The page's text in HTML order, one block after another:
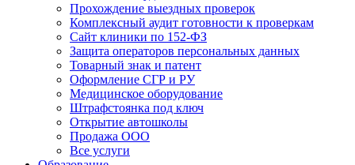
Прохождение выездных проверок
Комплексный аудит готовности к проверкам
Сайт клиники по 152-ФЗ
Защита операторов персональных данных
Товарный знак и патент
Оформление СГР и РУ
Медицинское оборудование
Штрафстоянка под ключ
Открытие автошколы
Продажа ООО
Все услуги